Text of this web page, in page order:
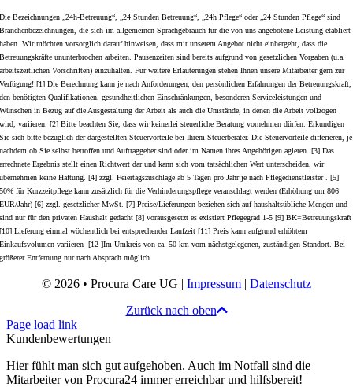
Die Bezeichnungen „24h-Betreuung“, „24 Stunden Betreuung“, „24h Pflege“ oder „24 Stunden Pflege“ sind
Branchenbezeichnungen, die sich im allgemeinen Sprachgebrauch für die von uns angebotene Leistung etabliert
haben. Wir möchten vorsorglich darauf hinweisen, dass mit unserem Angebot nicht einhergeht, dass die
Betreuungskräfte ununterbrochen arbeiten. Pausenzeiten sind bereits aufgrund von gesetzlichen Vorgaben (u.a.
arbeitszeitlichen Vorschriften) einzuhalten. Für weitere Erläuterungen stehen Ihnen unsere Mitarbeiter gern zur
Verfügung! [1] Die Berechnung kann je nach Anforderungen, den persönlichen Erfahrungen der Betreuungskraft,
den benötigten Qualifikationen, gesundheitlichen Einschränkungen, besonderen Serviceleistungen und
Wünschen in Bezug auf die Ausgestaltung der Arbeit als auch die Umstände, in denen die Arbeit vollzogen
wird, variieren. [2] Bitte beachten Sie, dass wir keinerlei steuerliche Beratung vornehmen dürfen. Erkundigen
Sie sich bitte bezüglich der dargestellten Steuervorteile bei Ihrem Steuerberater. Die Steuervorteile differieren, je
nachdem ob Sie selbst betroffen und Auftraggeber sind oder im Namen ihres Angehörigen agieren. [3] Das
errechnete Ergebnis stellt einen Richtwert dar und kann sich vom tatsächlichen Wert unterscheiden, wir
übernehmen keine Haftung. [4] zzgl. Feiertagszuschläge ab 5 Tagen pro Jahr je nach Pflegedienstleister . [5]
50% für Kurzzeitpflege kann zusätzlich für die Verhinderungspflege veranschlagt werden (Erhöhung um 806
EUR/Jahr) [6] zzgl. gesetzlicher MwSt. [7] Preise/Lieferungen beziehen sich auf haushaltsübliche Mengen und
sind nur für den privaten Haushalt gedacht [8] vorausgesetzt es existiert Pflegegrad 1-5 [9] BK=Betreuungskraft
[10] Lieferung einmal wöchentlich bei entsprechender Laufzeit [11] Preis kann aufgrund erhöhtem
Einkaufsvolumen variieren [12 ]Im Umkreis von ca. 50 km vom nächstgelegenen, zuständigen Standort. Bei
größerer Entfernung nur nach Absprach möglich.
© 2026 • Procura Care UG | Impressum | Datenschutz
Zurück nach oben
Page load link
Kundenbewertungen
Hier fühlt man sich gut aufgehoben. Auch im Notfall sind die
Mitarbeiter von Procura24 immer erreichbar und hilfsbereit!